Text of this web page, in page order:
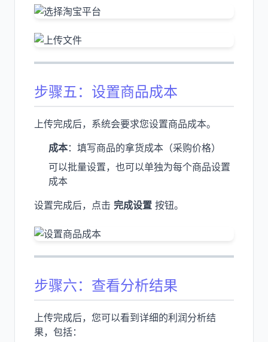
步骤五：设置商品成本
上传完成后，系统会要求您设置商品成本。
成本：填写商品的拿货成本（采购价格）
可以批量设置，也可以单独为每个商品设置
成本
设置完成后，点击 完成设置 按钮。
步骤六：查看分析结果
上传完成后，您可以看到详细的利润分析结
果，包括：